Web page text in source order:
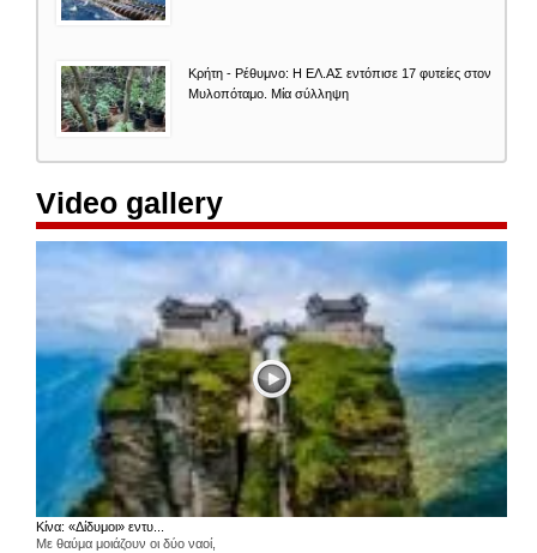
Κρήτη - Ρέθυμνο: Η ΕΛ.ΑΣ εντόπισε 17 φυτείες στον
Μυλοπόταμο. Μία σύλληψη
Video gallery
Κίνα: «Δίδυμοι» εντυ...
Με θαύμα μοιάζουν οι δύο ναοί,